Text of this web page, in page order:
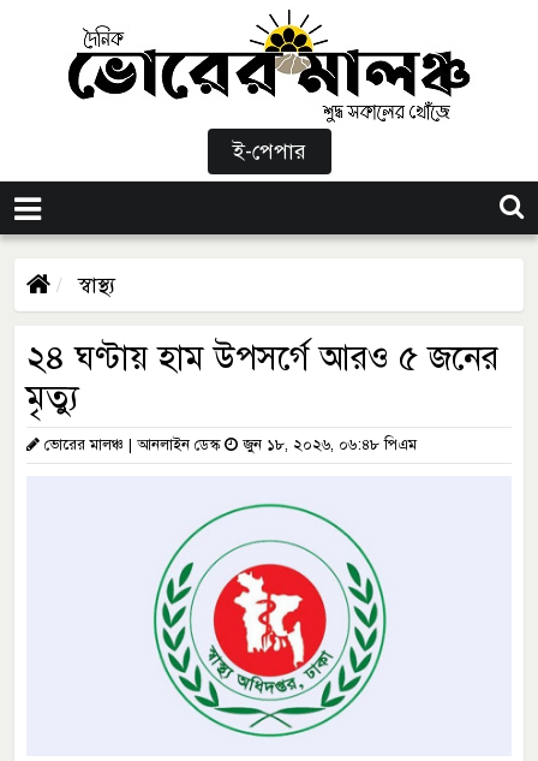
ই-পেপার
স্বাস্থ্য
২৪ ঘণ্টায় হাম উপসর্গে আরও ৫ জনের
মৃত্যু
ভোরের মালঞ্চ | আনলাইন ডেস্ক জুন ১৮, ২০২৬, ০৬:৪৮ পিএম